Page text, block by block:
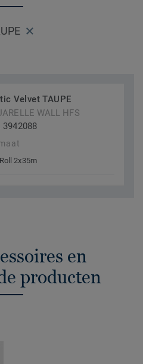
Velvet TAUPE
WALL HFS
3942088
Roll 2x35m
en
producten